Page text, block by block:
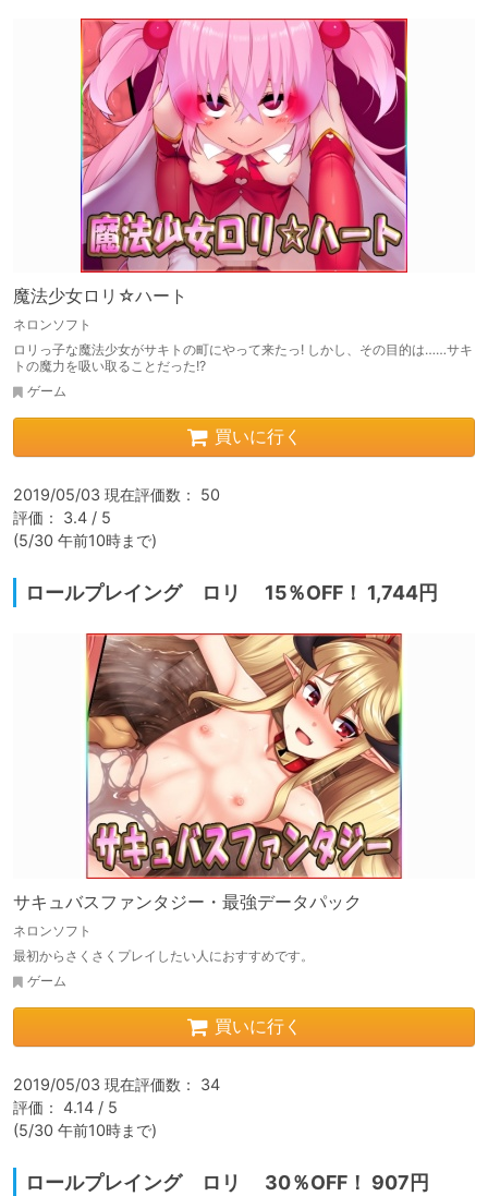
魔法少女ロリ☆ハート
ネロンソフト
ロリっ子な魔法少女がサキトの町にやって来たっ! しかし、その目的は……サキ
トの魔力を吸い取ることだった!?
ゲーム
買いに行く
2019/05/03 現在評価数： 50
評価： 3.4 / 5
(5/30 午前10時まで)
ロールプレイング ロリ 15％OFF！ 1,744円
サキュバスファンタジー・最強データパック
ネロンソフト
最初からさくさくプレイしたい人におすすめです。
ゲーム
買いに行く
2019/05/03 現在評価数： 34
評価： 4.14 / 5
(5/30 午前10時まで)
ロールプレイング ロリ 30％OFF！ 907円